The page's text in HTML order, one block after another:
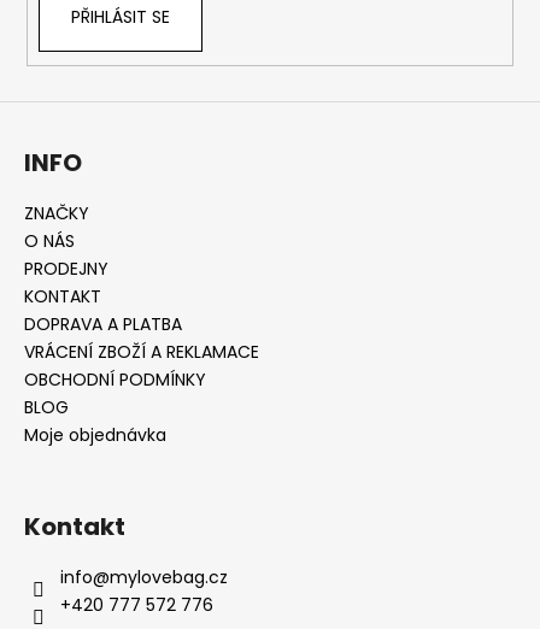
PŘIHLÁSIT SE
INFO
ZNAČKY
O NÁS
PRODEJNY
KONTAKT
DOPRAVA A PLATBA
VRÁCENÍ ZBOŽÍ A REKLAMACE
OBCHODNÍ PODMÍNKY
BLOG
Moje objednávka
Kontakt
info@mylovebag.cz
+420 777 572 776